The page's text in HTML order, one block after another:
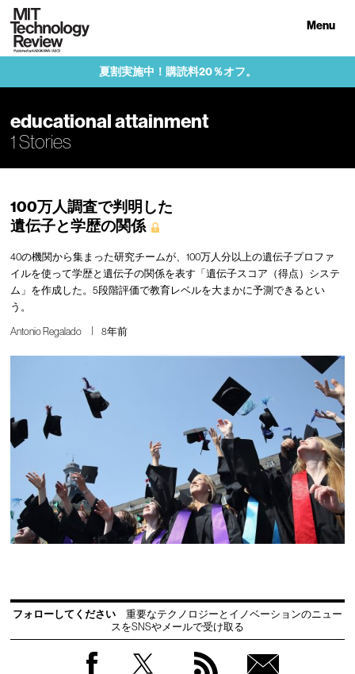
Menu
夏割実施中！購読料20％オフ。
educational attainment
1 Stories
100万人調査で判明した
遺伝子と学歴の関係
40の機関から集まった研究チームが、100万人分以上の遺伝子プロファ
イルを使って学歴と遺伝子の関係を表す「遺伝子スコア（得点）システ
ム」を作成した。5段階評価で教育レベルを大まかに予測できるとい
う。
Antonio Regalado 8年前
フォローしてください
重要なテクノロジーとイノベーションのニュー
スをSNSやメールで受け取る